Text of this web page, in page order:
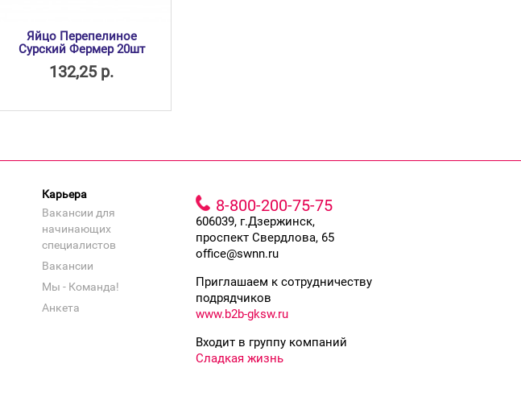
Яйцо Перепелиное
Сурский Фермер 20шт
132,25 р.
Карьера
Вакансии для
начинающих
специалистов
Вакансии
Мы - Команда!
Анкета
8-800-200-75-75
606039, г.Дзержинск,
проспект Свердлова, 65
office@swnn.ru
Приглашаем к сотрудничеству
подрядчиков
www.b2b-gksw.ru
Входит в группу компаний
Сладкая жизнь